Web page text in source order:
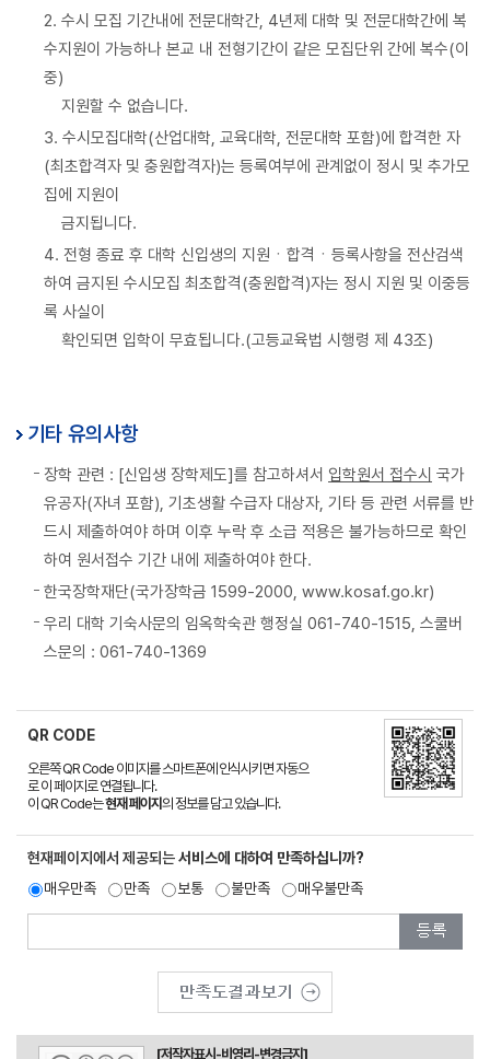
2. 수시 모집 기간내에 전문대학간, 4년제 대학 및 전문대학간에 복
수지원이 가능하나 본교 내 전형기간이 같은 모집단위 간에 복수(이
중)
지원할 수 없습니다.
3. 수시모집대학(산업대학, 교육대학, 전문대학 포함)에 합격한 자
(최초합격자 및 충원합격자)는 등록여부에 관계없이 정시 및 추가모
집에 지원이
금지됩니다.
4. 전형 종료 후 대학 신입생의 지원ㆍ합격ㆍ등록사항을 전산검색
하여 금지된 수시모집 최초합격(충원합격)자는 정시 지원 및 이중등
록 사실이
확인되면 입학이 무효됩니다.(고등교육법 시행령 제 43조)
기타 유의사항
장학 관련 : [신입생 장학제도]를 참고하셔서 입학원서 접수시 국가
유공자(자녀 포함), 기초생활 수급자 대상자, 기타 등 관련 서류를 반
드시 제출하여야 하며 이후 누락 후 소급 적용은 불가능하므로 확인
하여 원서접수 기간 내에 제출하여야 한다.
한국장학재단(국가장학금 1599-2000, www.kosaf.go.kr)
우리 대학 기숙사문의 임옥학숙관 행정실 061-740-1515, 스쿨버
스문의 : 061-740-1369
QR CODE
오른쪽 QR Code 이미지를 스마트폰에 인식시키면 자동으
로 이 페이지로 연결됩니다.
이 QR Code는현재 페이지의 정보를 담고 있습니다.
현재페이지에서 제공되는서비스에 대하여 만족하십니까?
매우만족
만족 보통 불만족 매우불만족
[저작자표시-비영리-변경금지]